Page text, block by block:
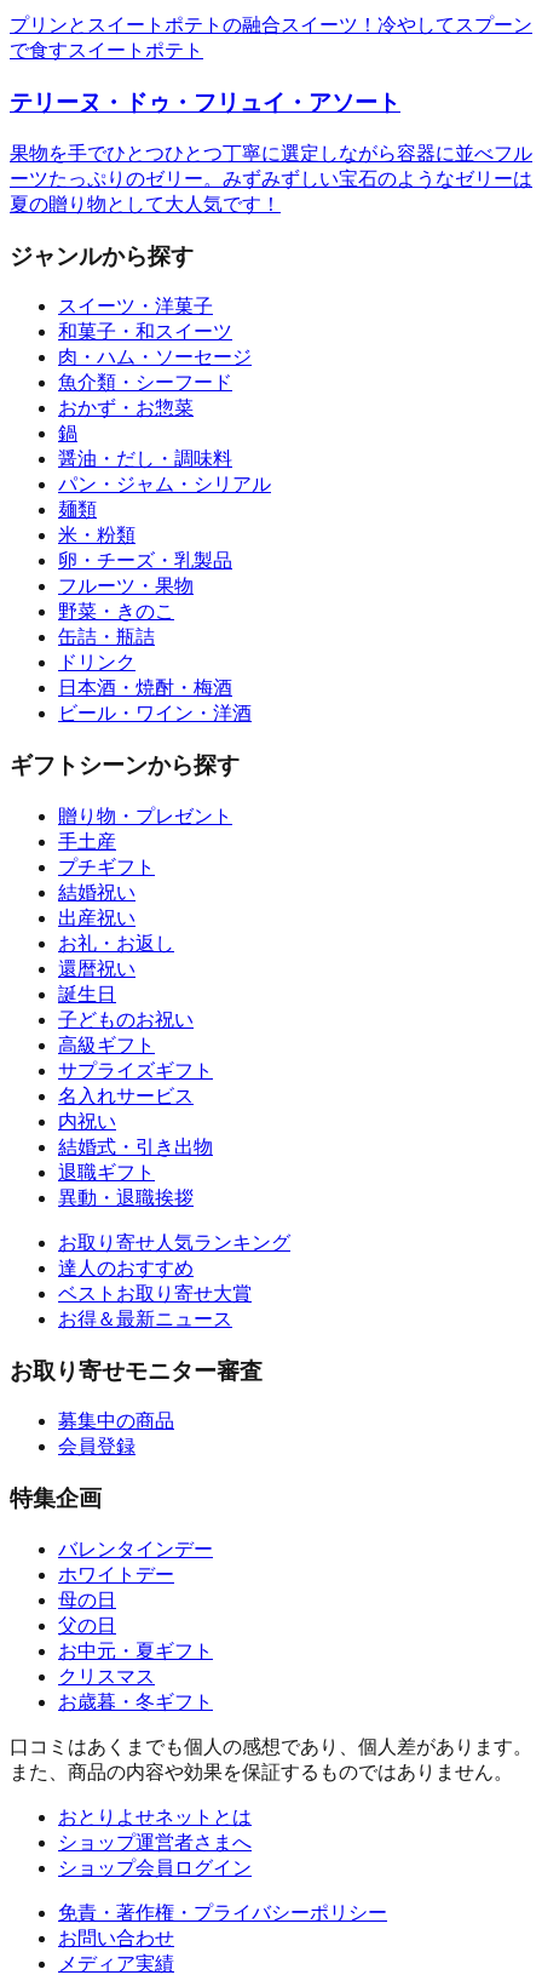
プリンとスイートポテトの融合スイーツ！冷やしてスプーン
で食すスイートポテト
テリーヌ・ドゥ・フリュイ・アソート
果物を手でひとつひとつ丁寧に選定しながら容器に並べフル
ーツたっぷりのゼリー。みずみずしい宝石のようなゼリーは
夏の贈り物として大人気です！
ジャンルから探す
スイーツ・洋菓子
和菓子・和スイーツ
肉・ハム・ソーセージ
魚介類・シーフード
おかず・お惣菜
鍋
醤油・だし・調味料
パン・ジャム・シリアル
麺類
米・粉類
卵・チーズ・乳製品
フルーツ・果物
野菜・きのこ
缶詰・瓶詰
ドリンク
日本酒・焼酎・梅酒
ビール・ワイン・洋酒
ギフトシーンから探す
贈り物・プレゼント
手土産
プチギフト
結婚祝い
出産祝い
お礼・お返し
還暦祝い
誕生日
子どものお祝い
高級ギフト
サプライズギフト
名入れサービス
内祝い
結婚式・引き出物
退職ギフト
異動・退職挨拶
お取り寄せ人気ランキング
達人のおすすめ
ベストお取り寄せ大賞
お得＆最新ニュース
お取り寄せモニター審査
募集中の商品
会員登録
特集企画
バレンタインデー
ホワイトデー
母の日
父の日
お中元・夏ギフト
クリスマス
お歳暮・冬ギフト
口コミはあくまでも個人の感想であり、個人差があります。
また、商品の内容や効果を保証するものではありません。
おとりよせネットとは
ショップ運営者さまへ
ショップ会員ログイン
免責・著作権・プライバシーポリシー
お問い合わせ
メディア実績